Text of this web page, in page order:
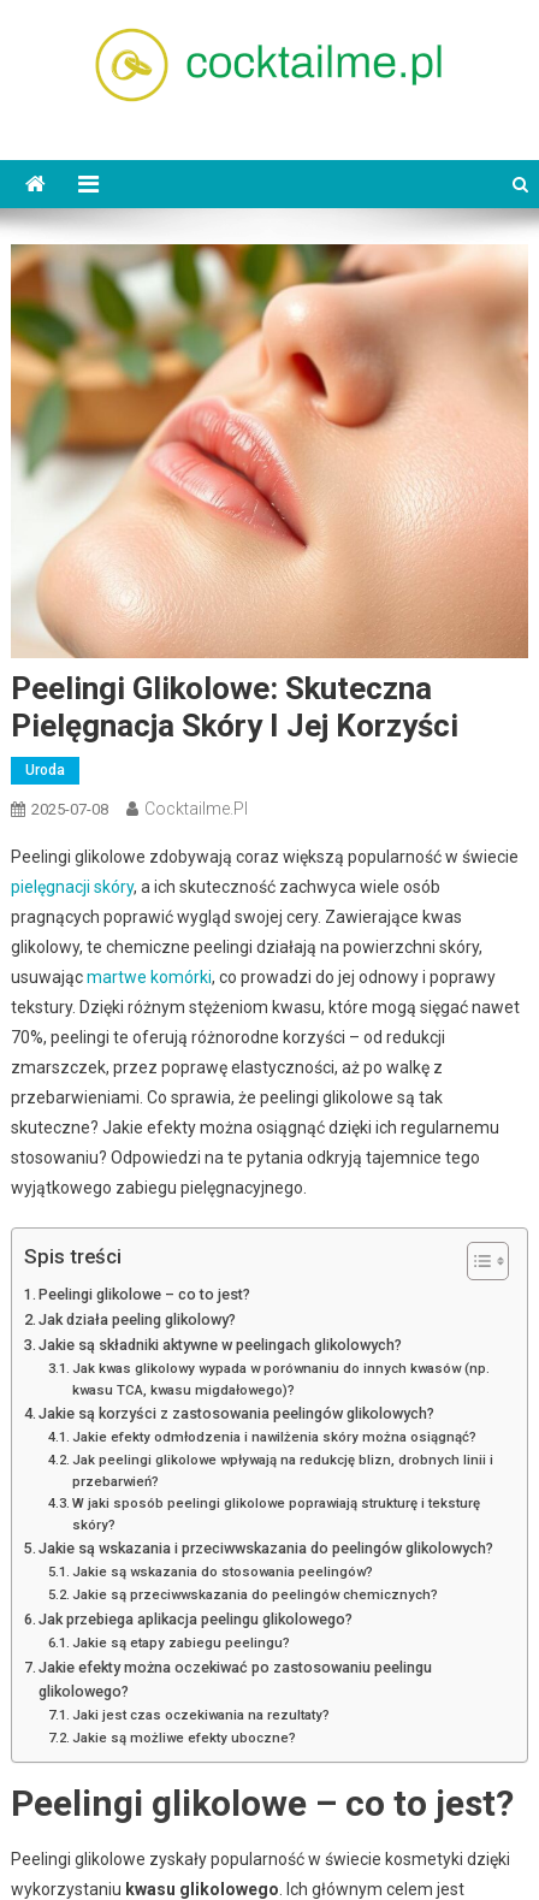
Peelingi Glikolowe: Skuteczna
Pielęgnacja Skóry I Jej Korzyści
Uroda
2025-07-08 Cocktailme.pl
Peelingi glikolowe zdobywają coraz większą popularność w świecie
pielęgnacji skóry, a ich skuteczność zachwyca wiele osób
pragnących poprawić wygląd swojej cery. Zawierające kwas
glikolowy, te chemiczne peelingi działają na powierzchni skóry,
usuwającmartwe komórki, co prowadzi do jej odnowy i poprawy
tekstury. Dzięki różnym stężeniom kwasu, które mogą sięgać nawet
70%, peelingi te oferują różnorodne korzyści – od redukcji
zmarszczek, przez poprawę elastyczności, aż po walkę z
przebarwieniami. Co sprawia, że peelingi glikolowe są tak
skuteczne? Jakie efekty można osiągnąć dzięki ich regularnemu
stosowaniu? Odpowiedzi na te pytania odkryją tajemnice tego
wyjątkowego zabiegu pielęgnacyjnego.
Spis treści
Peelingi glikolowe – co to jest?
Jak działa peeling glikolowy?
Jakie są składniki aktywne w peelingach glikolowych?
Jak kwas glikolowy wypada w porównaniu do innych kwasów (np.
kwasu TCA, kwasu migdałowego)?
Jakie są korzyści z zastosowania peelingów glikolowych?
Jakie efekty odmłodzenia i nawilżenia skóry można osiągnąć?
Jak peelingi glikolowe wpływają na redukcję blizn, drobnych linii i
przebarwień?
W jaki sposób peelingi glikolowe poprawiają strukturę i teksturę
skóry?
Jakie są wskazania i przeciwwskazania do peelingów glikolowych?
Jakie są wskazania do stosowania peelingów?
Jakie są przeciwwskazania do peelingów chemicznych?
Jak przebiega aplikacja peelingu glikolowego?
Jakie są etapy zabiegu peelingu?
Jakie efekty można oczekiwać po zastosowaniu peelingu
glikolowego?
Jaki jest czas oczekiwania na rezultaty?
Jakie są możliwe efekty uboczne?
Peelingi glikolowe – co to jest?
Peelingi glikolowe zyskały popularność w świecie kosmetyki dzięki
wykorzystaniu kwasu glikolowego . Ich głównym celem jest